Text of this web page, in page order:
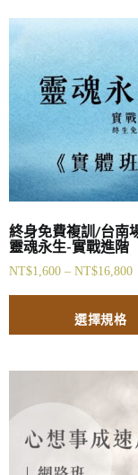
終身免費複訓/台南
靈魂永生-實戰進階
NT$1,600 – NT$16,800
選擇規格